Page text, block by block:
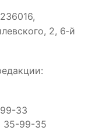
2, 6‑й
33
35-99-35